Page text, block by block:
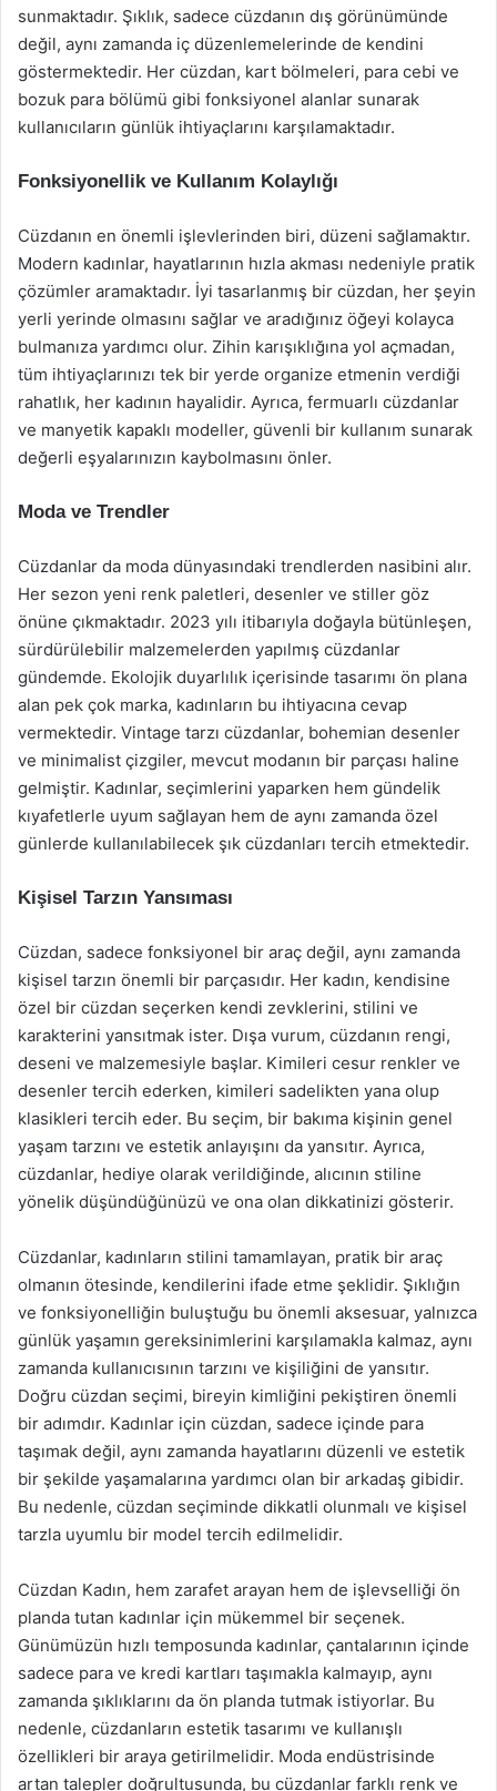
sunmaktadır. Şıklık, sadece cüzdanın dış görünümünde
değil, aynı zamanda iç düzenlemelerinde de kendini
göstermektedir. Her cüzdan, kart bölmeleri, para cebi ve
bozuk para bölümü gibi fonksiyonel alanlar sunarak
kullanıcıların günlük ihtiyaçlarını karşılamaktadır.
Fonksiyonellik ve Kullanım Kolaylığı
Cüzdanın en önemli işlevlerinden biri, düzeni sağlamaktır.
Modern kadınlar, hayatlarının hızla akması nedeniyle pratik
çözümler aramaktadır. İyi tasarlanmış bir cüzdan, her şeyin
yerli yerinde olmasını sağlar ve aradığınız öğeyi kolayca
bulmanıza yardımcı olur. Zihin karışıklığına yol açmadan,
tüm ihtiyaçlarınızı tek bir yerde organize etmenin verdiği
rahatlık, her kadının hayalidir. Ayrıca, fermuarlı cüzdanlar
ve manyetik kapaklı modeller, güvenli bir kullanım sunarak
değerli eşyalarınızın kaybolmasını önler.
Moda ve Trendler
Cüzdanlar da moda dünyasındaki trendlerden nasibini alır.
Her sezon yeni renk paletleri, desenler ve stiller göz
önüne çıkmaktadır. 2023 yılı itibarıyla doğayla bütünleşen,
sürdürülebilir malzemelerden yapılmış cüzdanlar
gündemde. Ekolojik duyarlılık içerisinde tasarımı ön plana
alan pek çok marka, kadınların bu ihtiyacına cevap
vermektedir. Vintage tarzı cüzdanlar, bohemian desenler
ve minimalist çizgiler, mevcut modanın bir parçası haline
gelmiştir. Kadınlar, seçimlerini yaparken hem gündelik
kıyafetlerle uyum sağlayan hem de aynı zamanda özel
günlerde kullanılabilecek şık cüzdanları tercih etmektedir.
Kişisel Tarzın Yansıması
Cüzdan, sadece fonksiyonel bir araç değil, aynı zamanda
kişisel tarzın önemli bir parçasıdır. Her kadın, kendisine
özel bir cüzdan seçerken kendi zevklerini, stilini ve
karakterini yansıtmak ister. Dışa vurum, cüzdanın rengi,
deseni ve malzemesiyle başlar. Kimileri cesur renkler ve
desenler tercih ederken, kimileri sadelikten yana olup
klasikleri tercih eder. Bu seçim, bir bakıma kişinin genel
yaşam tarzını ve estetik anlayışını da yansıtır. Ayrıca,
cüzdanlar, hediye olarak verildiğinde, alıcının stiline
yönelik düşündüğünüzü ve ona olan dikkatinizi gösterir.
Cüzdanlar, kadınların stilini tamamlayan, pratik bir araç
olmanın ötesinde, kendilerini ifade etme şeklidir. Şıklığın
ve fonksiyonelliğin buluştuğu bu önemli aksesuar, yalnızca
günlük yaşamın gereksinimlerini karşılamakla kalmaz, aynı
zamanda kullanıcısının tarzını ve kişiliğini de yansıtır.
Doğru cüzdan seçimi, bireyin kimliğini pekiştiren önemli
bir adımdır. Kadınlar için cüzdan, sadece içinde para
taşımak değil, aynı zamanda hayatlarını düzenli ve estetik
bir şekilde yaşamalarına yardımcı olan bir arkadaş gibidir.
Bu nedenle, cüzdan seçiminde dikkatli olunmalı ve kişisel
tarzla uyumlu bir model tercih edilmelidir.
Cüzdan Kadın, hem zarafet arayan hem de işlevselliği ön
planda tutan kadınlar için mükemmel bir seçenek.
Günümüzün hızlı temposunda kadınlar, çantalarının içinde
sadece para ve kredi kartları taşımakla kalmayıp, aynı
zamanda şıklıklarını da ön planda tutmak istiyorlar. Bu
nedenle, cüzdanların estetik tasarımı ve kullanışlı
özellikleri bir araya getirilmelidir. Moda endüstrisinde
artan talepler doğrultusunda, bu cüzdanlar farklı renk ve